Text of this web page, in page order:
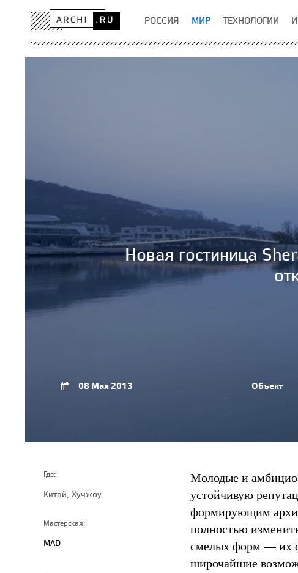
РОССИЯ МИР ТЕХНОЛОГИИ
Новая гостиница
08 Мая 2013 Объект
Где:
Китай, Хучжоу
Мастерская:
MAD
Молодые и
устойчивую
формирующим
полностью
смелых форм — их
широчайшие